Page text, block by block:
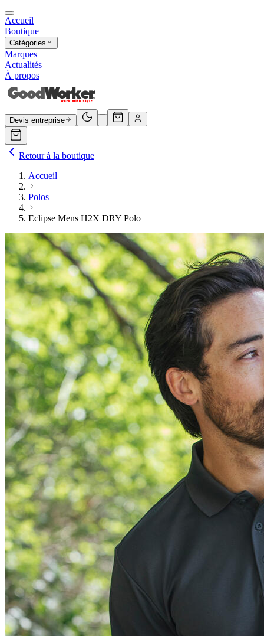
Accueil
Boutique
Catégories
Marques
Actualités
À propos
Devis entreprise
Retour à la boutique
Accueil
Polos
Eclipse Mens H2X DRY Polo